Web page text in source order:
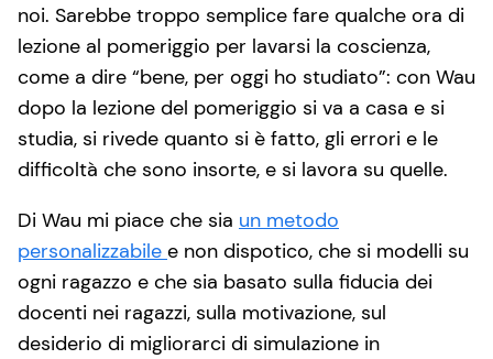
noi. Sarebbe troppo semplice fare qualche ora di
lezione al pomeriggio per lavarsi la coscienza,
come a dire “bene, per oggi ho studiato”: con Wau
dopo la lezione del pomeriggio si va a casa e si
studia, si rivede quanto si è fatto, gli errori e le
difficoltà che sono insorte, e si lavora su quelle.
Di Wau mi piace che sia un metodo
personalizzabile e non dispotico, che si modelli su
ogni ragazzo e che sia basato sulla fiducia dei
docenti nei ragazzi, sulla motivazione, sul
desiderio di migliorarci di simulazione in